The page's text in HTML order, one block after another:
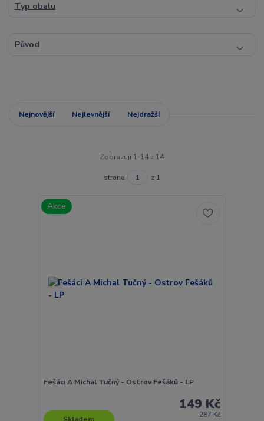
Typ obalu
Původ
Nejnovější Nejlevnější Nejdražší
Zobrazuji 1-14 z 14
strana z 1
Akce
Fešáci A Michal Tučný - Ostrov Fešáků - LP
287 Kč
149 Kč
Skladem